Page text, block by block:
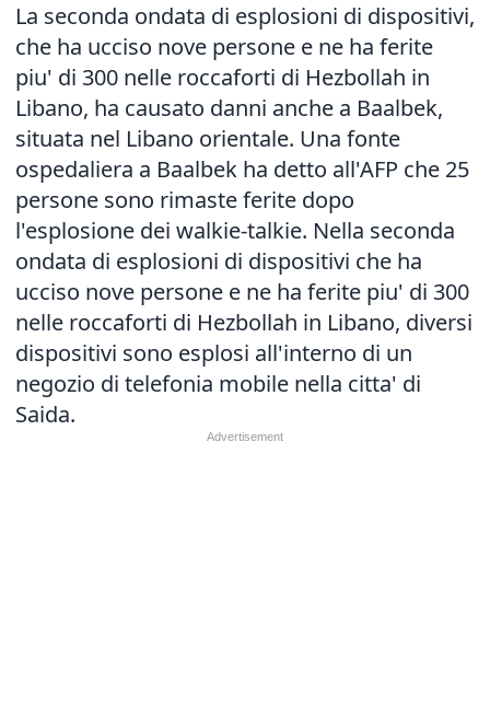
La seconda ondata di esplosioni di dispositivi,
che ha ucciso nove persone e ne ha ferite
piu' di 300 nelle roccaforti di Hezbollah in
Libano, ha causato danni anche a Baalbek,
situata nel Libano orientale. Una fonte
ospedaliera a Baalbek ha detto all'AFP che 25
persone sono rimaste ferite dopo
l'esplosione dei walkie-talkie. Nella seconda
ondata di esplosioni di dispositivi che ha
ucciso nove persone e ne ha ferite piu' di 300
nelle roccaforti di Hezbollah in Libano, diversi
dispositivi sono esplosi all'interno di un
negozio di telefonia mobile nella citta' di
Saida.